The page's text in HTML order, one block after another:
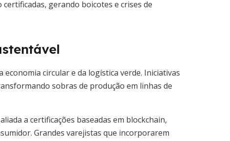
gerando boicotes e crises de
circular e da logística verde. Iniciativas
sobras de produção em linhas de
a certificações baseadas em blockchain,
Grandes varejistas que incorporarem